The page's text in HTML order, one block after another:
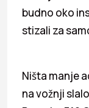
budno oko
stizali za
Ništa manje
na vožnji